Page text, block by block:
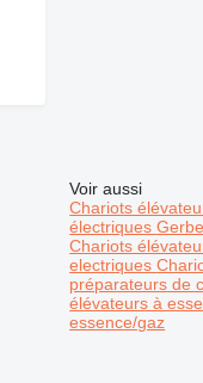
Voir aussi
Chariots
électriques
Chariots
electriques
préparateurs de
élévateurs à
essence/gaz